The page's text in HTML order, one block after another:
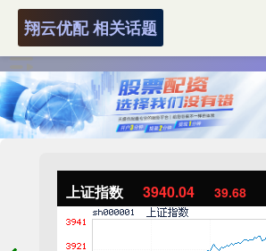
上证指数 3940.04 39.68
翔云优配 相关话题